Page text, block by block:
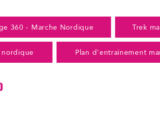
360 - Marche Nordique Trek
Plan d'entraînement